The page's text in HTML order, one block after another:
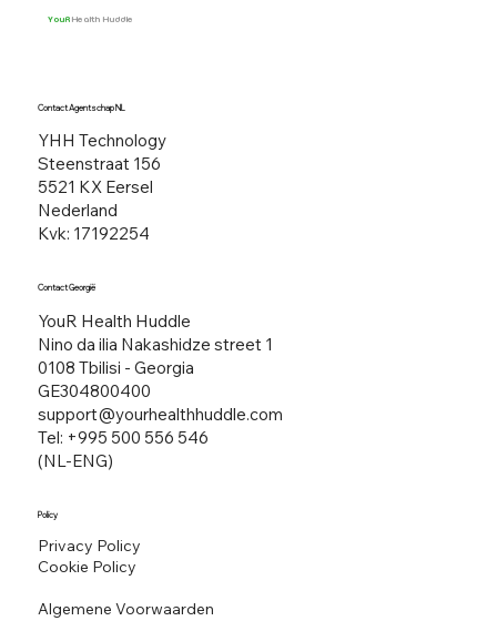
YouR Health Huddle
Contact Agentschap NL
YHH Technology
Steenstraat 156​
5521 KX Eersel
Nederland
Kvk: 17192254
Contact Georgië
YouR Health Huddle
Nino da ilia Nakashidze street 1
0108 Tbilisi - Georgia
GE304800400
support@yourhealthhuddle.com
Tel: +995 500 556 546
(NL-ENG)
Policy
Privacy Policy
Cookie Policy
Algemene Voorwaarden